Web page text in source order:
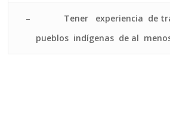
– Tener experiencia de
pueblos indígenas de al